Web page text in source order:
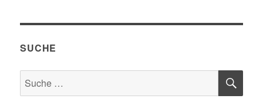
SUCHE
Suche
nach: